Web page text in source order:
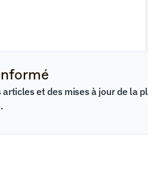
articles et des mises à jour de la